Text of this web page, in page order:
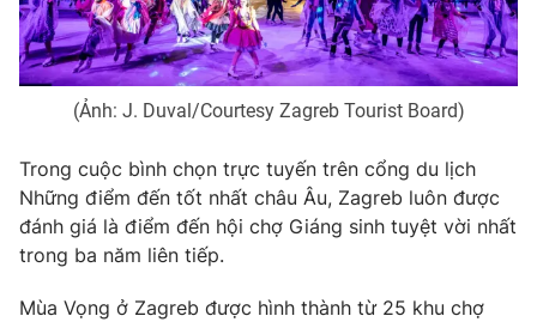
(Ảnh: J. Duval/Courtesy Zagreb Tourist Board)
Trong cuộc bình chọn trực tuyến trên cổng du lịch
Những điểm đến tốt nhất châu Âu, Zagreb luôn được
đánh giá là điểm đến hội chợ Giáng sinh tuyệt vời nhất
trong ba năm liên tiếp.
Mùa Vọng ở Zagreb được hình thành từ 25 khu chợ